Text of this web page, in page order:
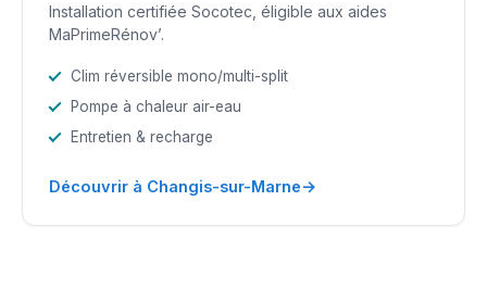
Installation certifiée Socotec, éligible aux aides
MaPrimeRénov’.
Clim réversible mono/multi-split
Pompe à chaleur air-eau
Entretien & recharge
Découvrir à Changis-sur-Marne→